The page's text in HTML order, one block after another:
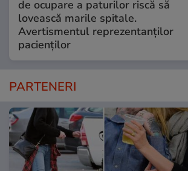
de ocupare a paturilor riscă să
lovească marile spitale.
Avertismentul reprezentanților
pacienților
PARTENERI